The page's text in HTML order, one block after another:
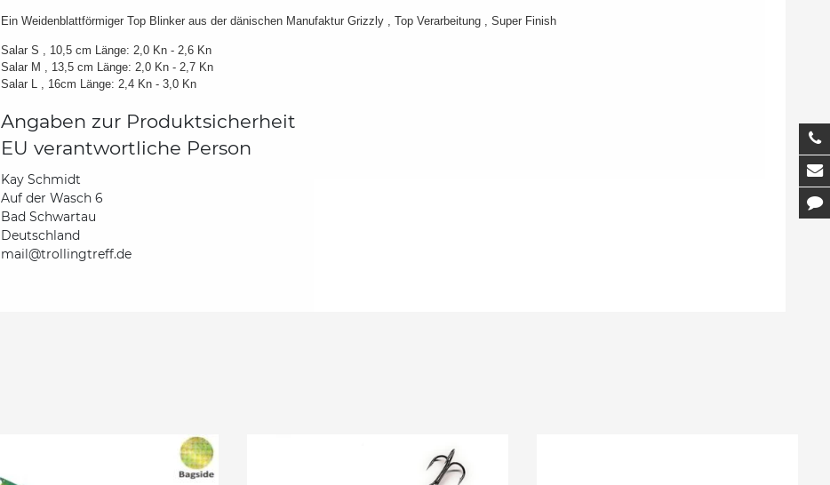
Ein Weidenblattförmiger Top Blinker aus der dänischen Manufaktur Grizzly , Top Verarbeitung , Super Finish
Salar S , 10,5 cm Länge: 2,0 Kn - 2,6 Kn
Salar M , 13,5 cm Länge: 2,0 Kn - 2,7 Kn
Salar L , 16cm Länge: 2,4 Kn - 3,0 Kn
Angaben zur Produktsicherheit
EU verantwortliche Person
Kay Schmidt
Auf der Wasch 6
Bad Schwartau
Deutschland
mail@trollingtreff.de